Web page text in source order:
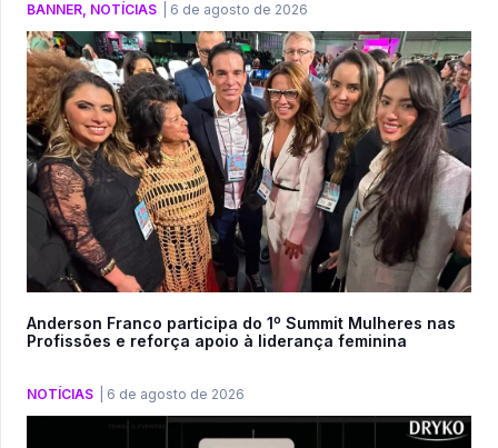
BANNER, NOTÍCIAS 6 de agosto de 2026
Anderson Franco participa do 1º Summit Mulheres nas
Profissões e reforça apoio à liderança feminina
NOTÍCIAS 6 de agosto de 2026